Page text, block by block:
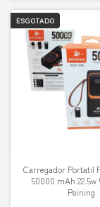
ESGOTADO
Carregador Portatil
50000 mAh 22.5w
Peining